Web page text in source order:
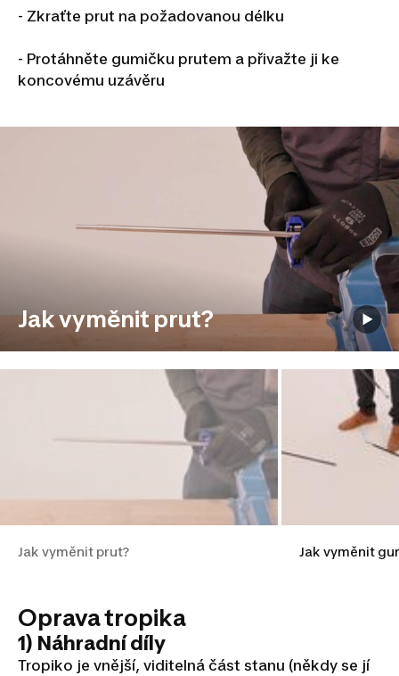
- Zkraťte prut na požadovanou délku
- Protáhněte gumičku prutem a přivažte ji ke
koncovému uzávěru
Jak vyměnit prut?
Jak vyměnit prut? Jak vyměnit
Oprava tropika
1) Náhradní díly
Tropiko je vnější, viditelná část stanu (někdy se jí